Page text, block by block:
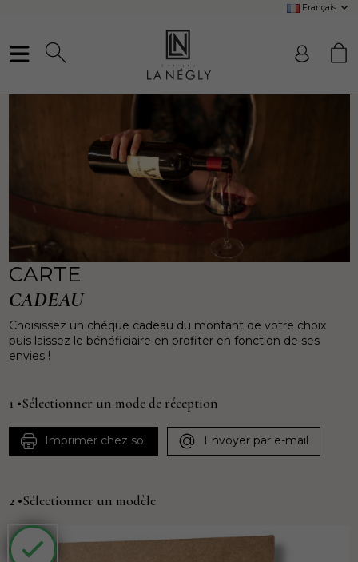
Français
CARTE
CADEAU
Choisissez un chèque cadeau du montant de votre choix
puis laissez le bénéficiaire en profiter en fonction de ses
envies !
1 •Sélectionner un mode de réception
Imprimer chez soi Envoyer par e-mail
2 •Sélectionner un modèle